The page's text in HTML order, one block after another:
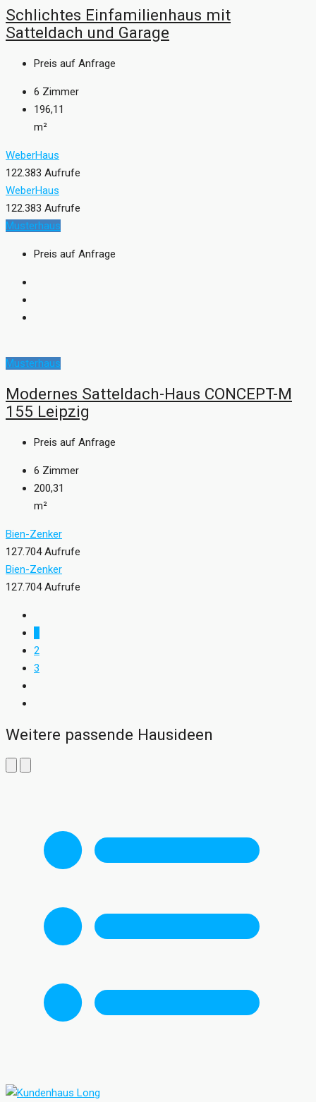
Schlichtes Einfamilienhaus mit
Satteldach und Garage
Preis auf Anfrage
6 Zimmer
196,11
m²
WeberHaus
122.383 Aufrufe
WeberHaus
122.383 Aufrufe
Musterhaus
Preis auf Anfrage
Musterhaus
Modernes Satteldach-Haus CONCEPT-M
155 Leipzig
Preis auf Anfrage
6 Zimmer
200,31
m²
Bien-Zenker
127.704 Aufrufe
Bien-Zenker
127.704 Aufrufe
2
3
Weitere passende Hausideen